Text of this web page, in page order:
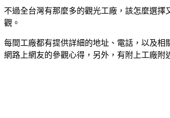
不過全台灣有那麼多的觀光工廠，該怎麼選
觀。
每間工廠都有提供詳細的地址、電話，以及
網路上網友的參觀心得，另外，有附上工廠